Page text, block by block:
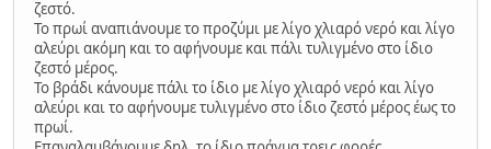
ζεστό.
Το πρωί αναπιάνουμε το προζύμι με λίγο χλιαρό νερό και λίγο
αλεύρι ακόμη και το αφήνουμε και πάλι τυλιγμένο στο ίδιο
ζεστό μέρος.
Το βράδι κάνουμε πάλι το ίδιο με λίγο χλιαρό νερό και λίγο
αλεύρι και το αφήνουμε τυλιγμένο στο ίδιο ζεστό μέρος έως το
πρωί.